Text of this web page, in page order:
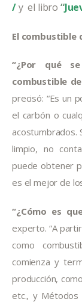
/y  el libro “
El combustible
“¿Por qué
combustible
precisó: “Es un
el carbón o
acostumbrados.
limpio, no
puede obtener
es el mejor de
“¿Cómo es
experto. “A
como
comienza y
producción,
etc., y Métodos